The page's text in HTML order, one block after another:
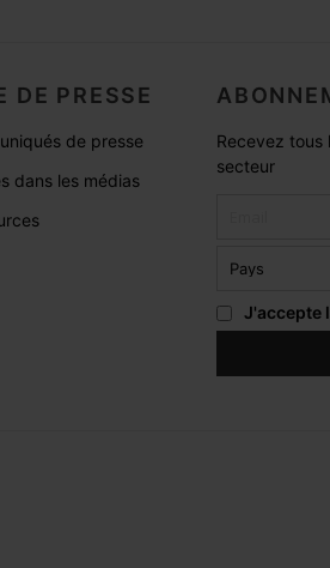
DE PRESSE
de presse
dans les médias
Recevez tous
secteur
J'accepte